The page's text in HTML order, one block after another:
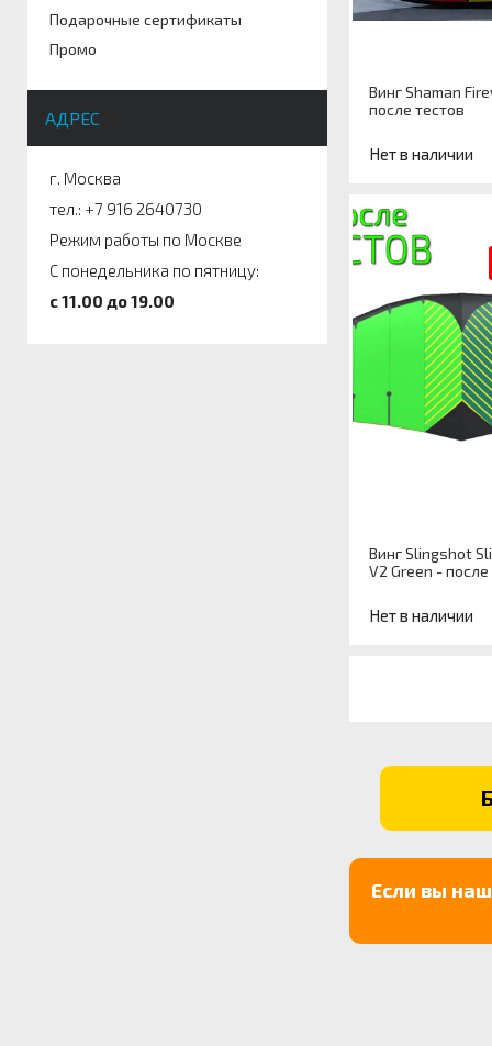
Подарочные сертификаты
Промо
АДРЕС
г. Москва
тел.: +7 916 2640730
Режим работы по Москве
С понедельника по пятницу:
c 11.00 до 19.00
Винг Shaman
после тестов
Нет в наличии
Артикул
Винг Slingshot
V2 Green - после
Нет в наличии
Если вы